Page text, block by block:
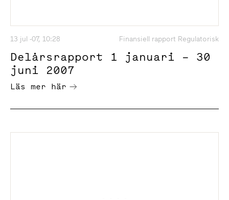
13 jul -07, 10:28 Finansiell rapport Regulatorisk
Delårsrapport 1 januari – 30
juni 2007
Läs mer här